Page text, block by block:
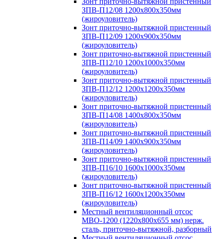
ЗПВ-П12/08 1200х800х350мм
(жироуловитель)
Зонт приточно-вытяжной пристенный
ЗПВ-П12/09 1200х900х350мм
(жироуловитель)
Зонт приточно-вытяжной пристенный
ЗПВ-П12/10 1200х1000х350мм
(жироуловитель)
Зонт приточно-вытяжной пристенный
ЗПВ-П12/12 1200х1200х350мм
(жироуловитель)
Зонт приточно-вытяжной пристенный
ЗПВ-П14/08 1400х800х350мм
(жироуловитель)
Зонт приточно-вытяжной пристенный
ЗПВ-П14/09 1400х900х350мм
(жироуловитель)
Зонт приточно-вытяжной пристенный
ЗПВ-П16/10 1600х1000х350мм
(жироуловитель)
Зонт приточно-вытяжной пристенный
ЗПВ-П16/12 1600х1200х350мм
(жироуловитель)
Местный вентиляционный отсос
МВО-1200 (1220х800х655 мм) нерж.
сталь, приточно-вытяжной, разборный